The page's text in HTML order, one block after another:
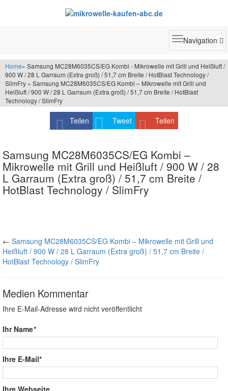
Toggle
Navigation
Home» Samsung MC28M6035CS/EG Kombi - Mikrowelle mit Grill und Heißluft /
900 W / 28 L Garraum (Extra groß) / 51,7 cm Breite / HotBlast Technology /
SlimFry » Samsung MC28M6035CS/EG Kombi – Mikrowelle mit Grill und
Heißluft / 900 W / 28 L Garraum (Extra groß) / 51,7 cm Breite / HotBlast
Technology / SlimFry
Teilen Tweet Teilen
Samsung MC28M6035CS/EG Kombi –
Mikrowelle mit Grill und Heißluft / 900 W / 28
L Garraum (Extra groß) / 51,7 cm Breite /
HotBlast Technology / SlimFry
← Samsung MC28M6035CS/EG Kombi – Mikrowelle mit Grill und
Heißluft / 900 W / 28 L Garraum (Extra groß) / 51,7 cm Breite /
HotBlast Technology / SlimFry
Medien Kommentar
Ihre E-Mail-Adresse wird nicht veröffentlicht
Ihr Name*
Ihre E-Mail*
Ihre Webseite